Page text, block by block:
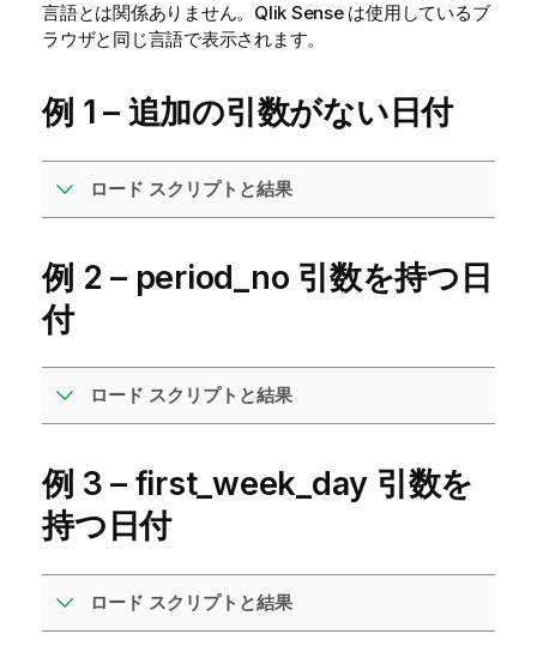
言語とは関係ありません。 Qlik Senseは使用しているブ
ラウザと同じ言語で表示されます。
例 1 – 追加の引数がない日付
ロード スクリプトと結果
例 2 – period_no 引数を持つ日
付
ロード スクリプトと結果
例 3 – first_week_day 引数を
持つ日付
ロード スクリプトと結果